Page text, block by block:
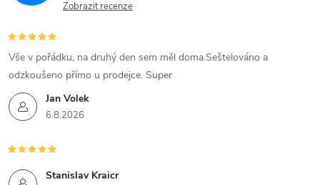
Zobrazit recenze
Jan Volek
6.8.2026
Vše v pořádku, na druhý den sem měl doma.Seštelováno a
odzkoušeno přímo u prodejce. Super
Stanislav Kraicr